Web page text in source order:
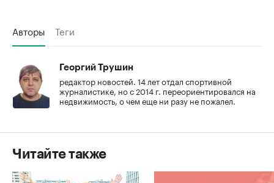
Авторы Теги
Георгий Трушин
редактор новостей. 14 лет отдал спортивной
журналистике, но с 2014 г. переориентировался на
недвижимость, о чем еще ни разу не пожалел.
Читайте также